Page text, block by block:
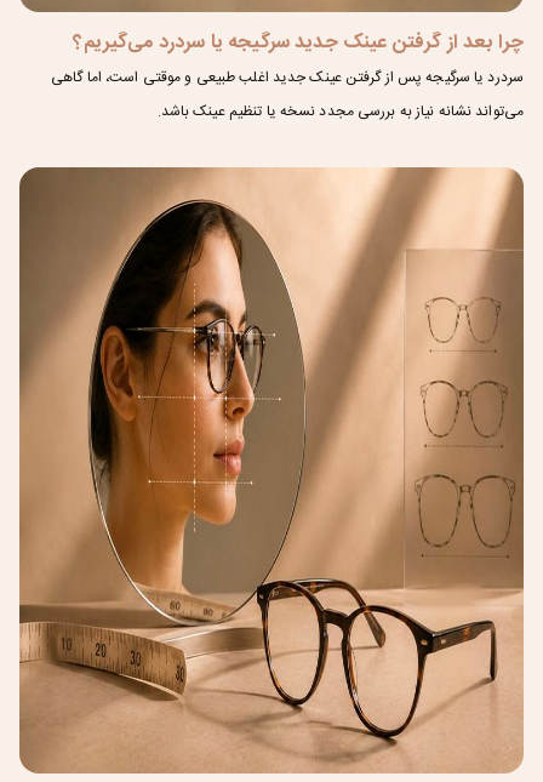
چرا بعد از گرفتن عینک جدید سرگیجه یا سردرد می‌گیریم؟
سردرد یا سرگیجه پس از گرفتن عینک جدید اغلب طبیعی و موقتی است، اما گاهی
می‌تواند نشانه نیاز به بررسی مجدد نسخه یا تنظیم عینک باشد.